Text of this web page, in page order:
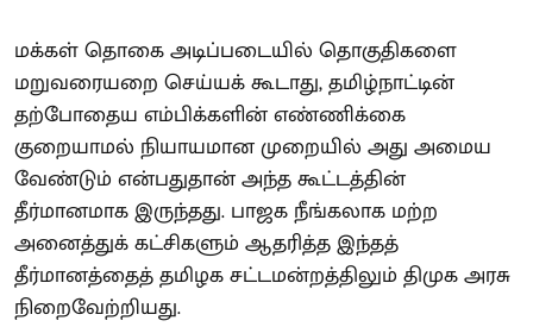
மக்கள் தொகை அடிப்படையில் தொகுதிகளை
மறுவரையறை செய்யக் கூடாது, தமிழ்நாட்டின்
தற்போதைய எம்பிக்களின் எண்ணிக்கை
குறையாமல் நியாயமான முறையில் அது அமைய
வேண்டும் என்பதுதான் அந்த கூட்டத்தின்
தீர்மானமாக இருந்தது. பாஜக நீங்கலாக மற்ற
அனைத்துக் கட்சிகளும் ஆதரித்த இந்தத்
தீர்மானத்தைத் தமிழக சட்டமன்றத்திலும் திமுக அரசு
நிறைவேற்றியது.